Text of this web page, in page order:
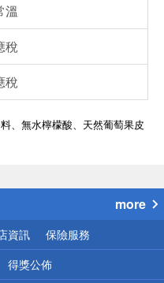
溫
稅
稅
、無水檸檬酸、天然葡萄果皮
more
資訊 保險服務
得獎公佈